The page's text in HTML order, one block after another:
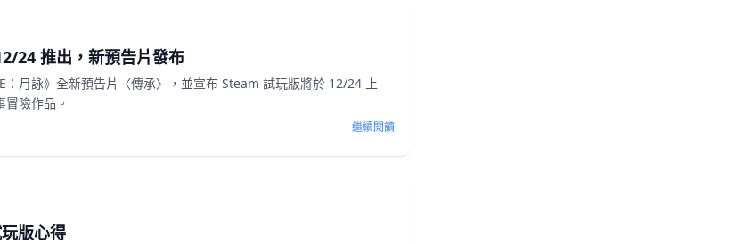
24 推出，新預告片發布
月詠》全新預告片〈傳承〉，並宣布 Steam 試玩版將於 12/24 上
險作品。
繼續閱讀
版心得